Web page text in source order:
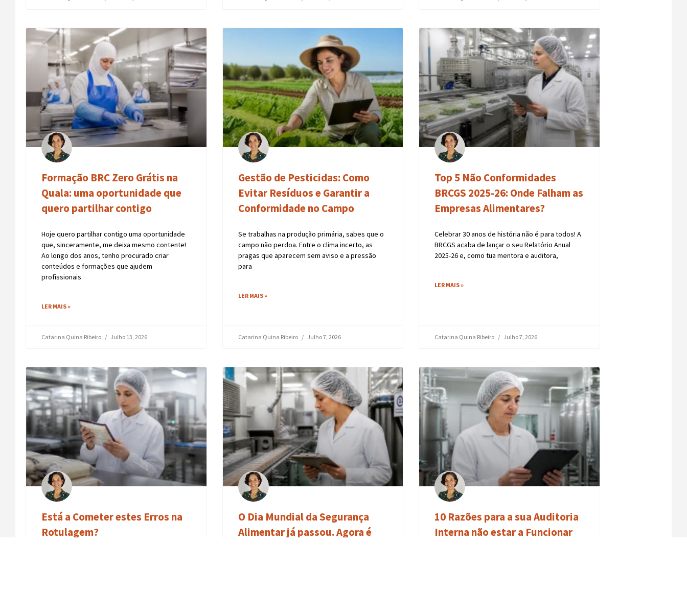
Formação BRC Zero Grátis na
Quala: uma oportunidade que
quero partilhar contigo
Hoje quero partilhar contigo uma oportunidade
que, sinceramente, me deixa mesmo contente!
Ao longo dos anos, tenho procurado criar
conteúdos e formações que ajudem
profissionais
LER MAIS »
Catarina Quina Ribeiro Julho 13, 2026
Gestão de Pesticidas: Como
Evitar Resíduos e Garantir a
Conformidade no Campo
Se trabalhas na produção primária, sabes que o
campo não perdoa. Entre o clima incerto, as
pragas que aparecem sem aviso e a pressão
para
LER MAIS »
Catarina Quina Ribeiro Julho 7, 2026
Top 5 Não Conformidades
BRCGS 2025-26: Onde Falham as
Empresas Alimentares?
Celebrar 30 anos de história não é para todos! A
BRCGS acaba de lançar o seu Relatório Anual
2025-26 e, como tua mentora e auditora,
LER MAIS »
Catarina Quina Ribeiro Julho 7, 2026
Está a Cometer estes Erros na
Rotulagem?
O Dia Mundial da Segurança
Alimentar já passou. Agora é
10 Razões para a sua Auditoria
Interna não estar a Funcionar